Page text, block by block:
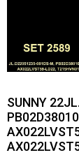
SUNNY